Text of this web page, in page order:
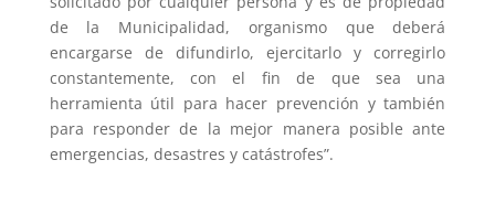
de la Municipalidad, organismo que deberá
encargarse de difundirlo, ejercitarlo y corregirlo
constantemente, con el fin de que sea una
herramienta útil para hacer prevención y también
para responder de la mejor manera posible ante
emergencias, desastres y catástrofes”.